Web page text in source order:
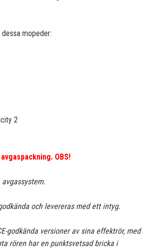
mopeder:
2
OBS!
och levereras med ett intyg.
godkända versioner av sina effektrör, med
rören har en punktsvetsad bricka i